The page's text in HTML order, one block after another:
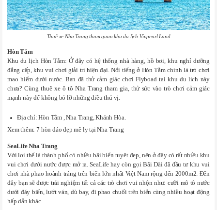
Thuê xe Nha Trang tham quan khu du lịch Vinpearl Land
Hòn Tằm
Khu du lịch Hòn Tằm: Ở đây có hệ thống nhà hàng, hồ bơi, khu nghỉ dưỡng
đẳng cấp, khu vui chơi giải trí hiện đại. Nổi tiếng ở Hòn Tằm chính là trò chơi
mạo hiểm dưới nước. Bạn đã thử cảm giác chơi Flyboad tại khu du lịch này
chưa? Cùng thuê xe ô tô Nha Trang tham gia, thử sức vào trò chơi cảm giác
mạnh này để không bỏ lỡ những điều thú vị.
Địa chỉ: Hòn Tằm , Nha Trang, Khánh Hòa.
Xem thêm: 7 hòn đảo đẹp mê ly tại Nha Trang
SeaLife Nha Trang
Với lợi thế là thành phố có nhiều bãi biển tuyệt đẹp, nên ở đây có rất nhiều khu
vui chơi dưới nước được mở ra. SeaLife hay còn gọi Bãi Dài đã đầu tư khu vui
chơi nhà phao hoành tráng trên biển lớn nhất Việt Nam rộng đến 2000m2. Đến
đây bạn sẽ được trải nghiệm tất cả các trò chơi vui nhộn như: cưỡi mô tô nước
dưới đáy biển, lướt ván, dù bay, đi phao chuối trên biển cùng nhiều hoạt động
hấp dẫn khác.